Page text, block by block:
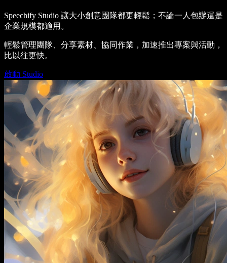
Speechify Studio 讓大小創意團隊都更輕鬆；不論一人包辦還是
企業規模都適用。
輕鬆管理團隊、分享素材、協同作業，加速推出專案與活動，
比以往更快。
啟動 Studio